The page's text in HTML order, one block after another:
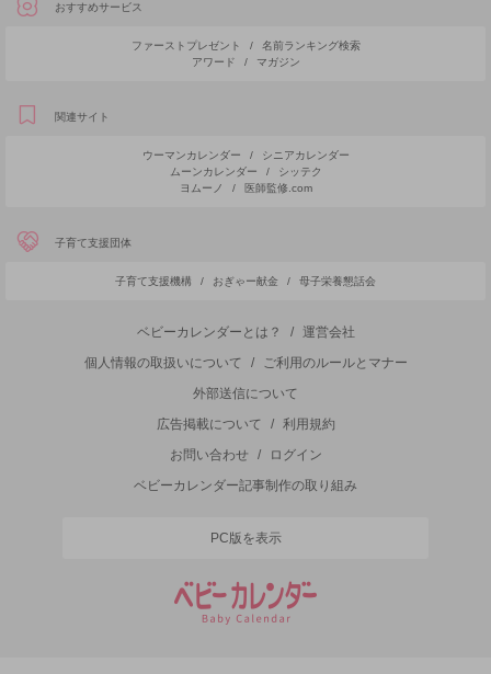
おすすめサービス
ファーストプレゼント /
名前ランキング検索
アワード
/ マガジン
関連サイト
ウーマンカレンダー /
シニアカレンダー
ムーンカレンダー
/
シッテク
ヨムーノ
/ 医師監修.com
子育て支援団体
子育て支援機構 / おぎゃー献金 / 母子栄養懇話会
ベビーカレンダーとは？ /
運営会社
個人情報の取扱いについて
/
ご利用のルールとマナー
外部送信について
広告掲載について
/
利用規約
お問い合わせ
/
ログイン
ベビーカレンダー記事制作の取り組み
PC版を表示